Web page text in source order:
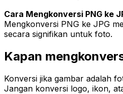
Cara Mengkonversi PNG ke
Mengkonversi PNG ke JPG
secara signifikan untuk foto.
Kapan
Konversi jika gambar adalah
Jangan konversi logo, ikon,